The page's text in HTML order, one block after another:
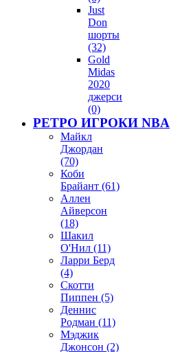
Just
Don
шорты
(32)
Gold
Midas
2020
джерси
(0)
РЕТРО ИГРОКИ NBA
Майкл
Джордан
(70)
Коби
Брайант (61)
Аллен
Айверсон
(18)
Шакил
О'Нил (11)
Ларри Берд
(4)
Скотти
Пиппен (5)
Деннис
Родман (11)
Мэджик
Джонсон (2)